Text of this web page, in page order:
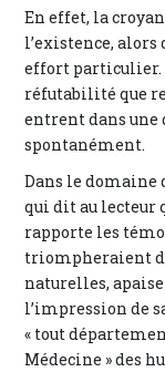
En effet, la
l’existence,
effort particulier.
réfutabilité que
entrent dans une
spontanément.
Dans le domaine
qui dit au lecteur
rapporte les
triompheraient
naturelles,
l’impression de
« tout
Médecine » des